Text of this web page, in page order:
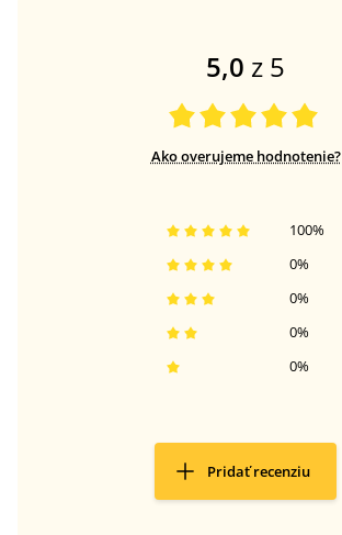
5,0 z 5
Ako overujeme hodnotenie?
0%
0%
0%
0%
100%
Pridať recenziu